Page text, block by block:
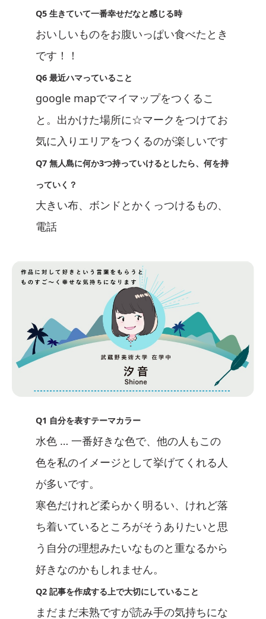
Q5 生きていて一番幸せだなと感じる時
おいしいものをお腹いっぱい食べたとき
です！！
Q6 最近ハマっていること
google mapでマイマップをつくるこ
と。出かけた場所に☆マークをつけてお
気に入りエリアをつくるのが楽しいです
Q7 無人島に何か3つ持っていけるとしたら、何を持
っていく？
大きい布、ボンドとかくっつけるもの、
電話
Q1 自分を表すテーマカラー
水色 … 一番好きな色で、他の人もこの
色を私のイメージとして挙げてくれる人
が多いです。
寒色だけれど柔らかく明るい、けれど落
ち着いているところがそうありたいと思
う自分の理想みたいなものと重なるから
好きなのかもしれません。
Q2 記事を作成する上で大切にしていること
まだまだ未熟ですが読み手の気持ちにな